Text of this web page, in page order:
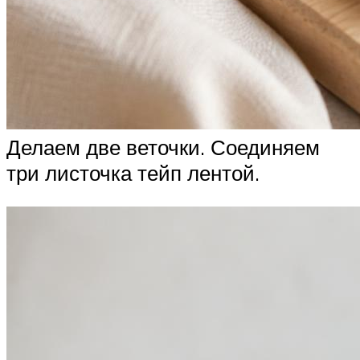
Делаем две веточки. Соединяем
три листочка тейп лентой.